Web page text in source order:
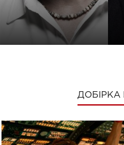
ДОБІРКА